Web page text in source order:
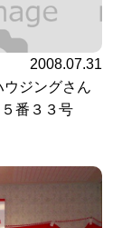
2008.07.31
ジングさん
番３３号